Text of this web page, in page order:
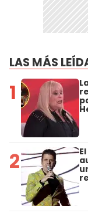
LAS MÁS
1
2